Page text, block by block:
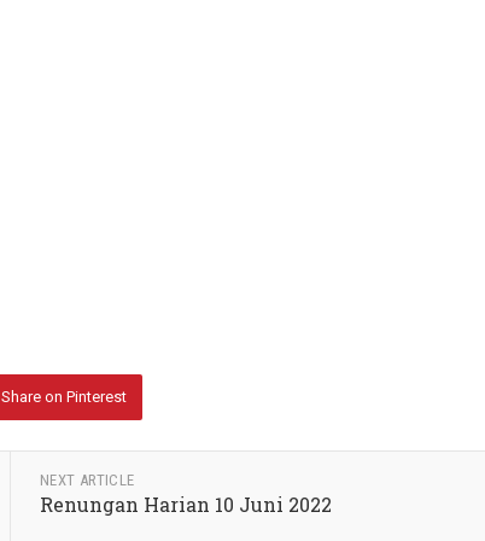
Share on Pinterest
NEXT ARTICLE
Renungan Harian 10 Juni 2022